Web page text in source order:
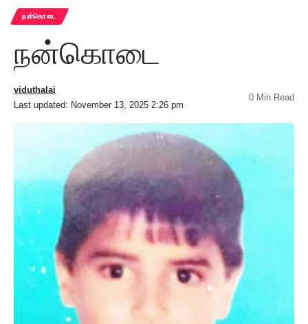
நன்கொடை
நன்கொடை
Last updated: November 13, 2025 2:26 pm
viduthalai
0 Min Read